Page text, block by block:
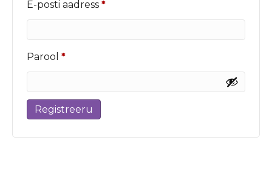
E-posti aadress *Nõutud
Parool *Nõutud
Registreeru